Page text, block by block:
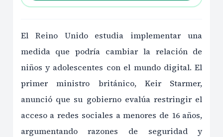
El Reino Unido estudia implementar una
medida que podría cambiar la relación de
niños y adolescentes con el mundo digital. El
primer ministro británico, Keir Starmer,
anunció que su gobierno evalúa restringir el
acceso a redes sociales a menores de 16 años,
argumentando razones de seguridad y